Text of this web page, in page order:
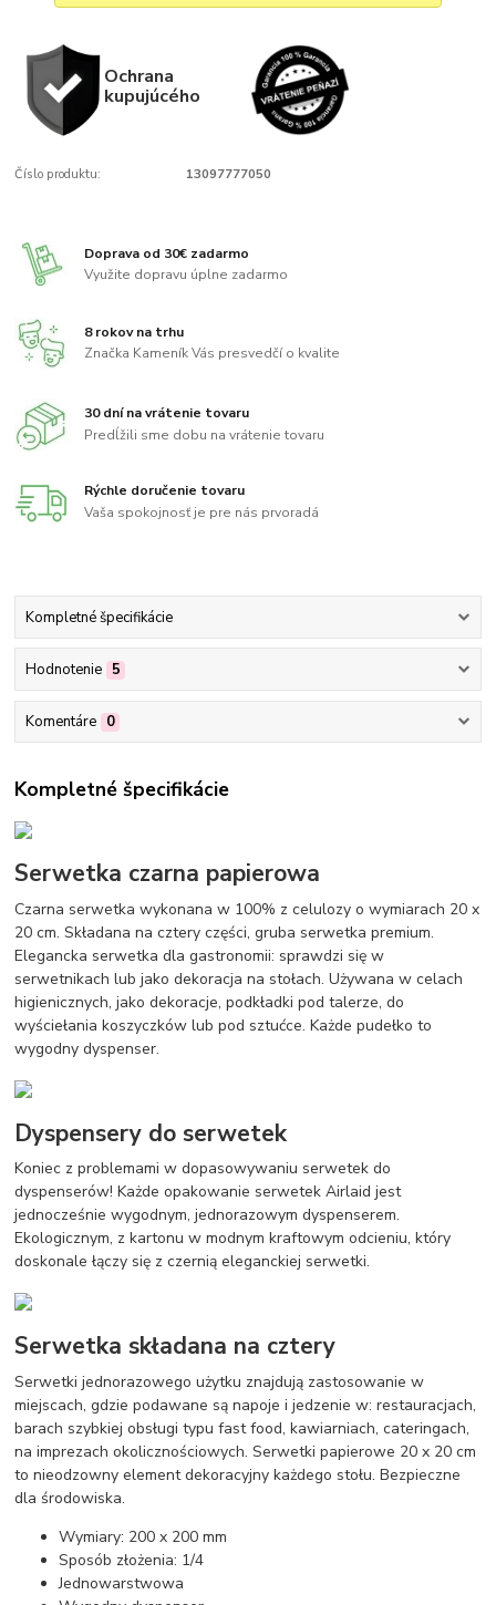
Ochrana
kupujúcého
Číslo produktu: 13097777050
Doprava od 30€ zadarmo
Využite dopravu úplne zadarmo
8 rokov na trhu
Značka Kameník Vás presvedčí o kvalite
30 dní na vrátenie tovaru
Predĺžili sme dobu na vrátenie tovaru
Rýchle doručenie tovaru
Vaša spokojnosť je pre nás prvoradá
Kompletné špecifikácie
Hodnotenie 5
Komentáre 0
Kompletné špecifikácie
Serwetka czarna papierowa
Czarna serwetka wykonana w 100% z celulozy o wymiarach 20 x
20 cm. Składana na cztery części, gruba serwetka premium.
Elegancka serwetka dla gastronomii: sprawdzi się w
serwetnikach lub jako dekoracja na stołach. Używana w celach
higienicznych, jako dekoracje, podkładki pod talerze, do
wyściełania koszyczków lub pod sztućce. Każde pudełko to
wygodny dyspenser.
Dyspensery do serwetek
Koniec z problemami w dopasowywaniu serwetek do
dyspenserów! Każde opakowanie serwetek Airlaid jest
jednocześnie wygodnym, jednorazowym dyspenserem.
Ekologicznym, z kartonu w modnym kraftowym odcieniu, który
doskonale łączy się z czernią eleganckiej serwetki.
Serwetka składana na cztery
Serwetki jednorazowego użytku znajdują zastosowanie w
miejscach, gdzie podawane są napoje i jedzenie w: restauracjach,
barach szybkiej obsługi typu fast food, kawiarniach, cateringach,
na imprezach okolicznościowych. Serwetki papierowe 20 x 20 cm
to nieodzowny element dekoracyjny każdego stołu. Bezpieczne
dla środowiska.
Wymiary: 200 x 200 mm
Sposób złożenia: 1/4
Jednowarstwowa